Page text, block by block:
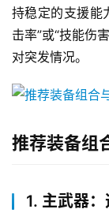
持稳定的支援能
击率”或“技能伤
对突发情况。
推荐装备组
1. 主武器